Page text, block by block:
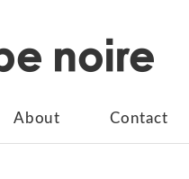
About Contact